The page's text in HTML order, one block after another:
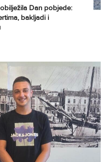
Dan pobjede:
bakljadi i